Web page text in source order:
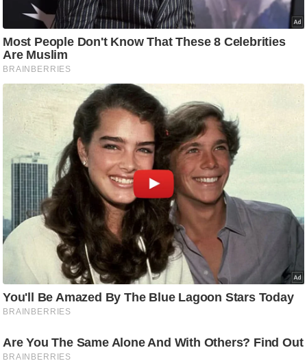
फि
ट
ने
स
मं
त्रा
श
न
शि
प
ति
वि
ष